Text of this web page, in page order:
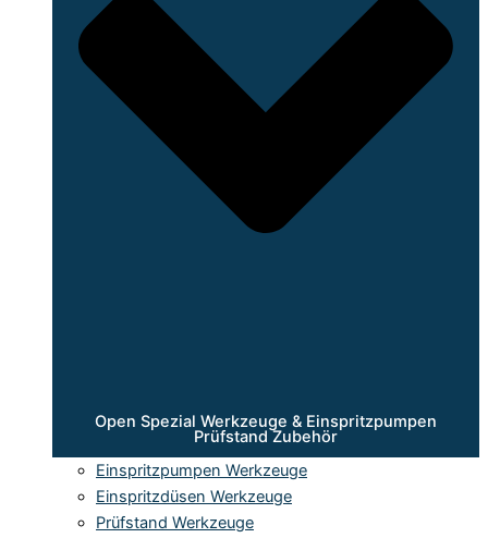
Open Spezial Werkzeuge & Einspritzpumpen
Prüfstand Zubehör
Einspritzpumpen Werkzeuge
Einspritzdüsen Werkzeuge
Prüfstand Werkzeuge